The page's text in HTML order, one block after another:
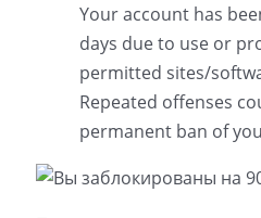
Your account has
days due to use or
permitted sites/
Repeated offenses
permanent ban of